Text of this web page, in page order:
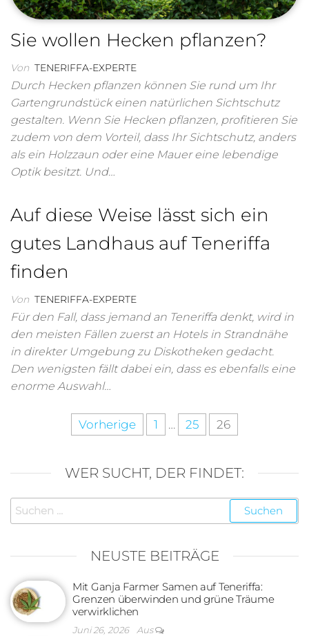
Sie wollen Hecken pflanzen?
Von TENERIFFA-EXPERTE
Durch Hecken pflanzen können Sie rund um Ihr
Gartengrundstück einen natürlichen Sichtschutz
gestalten. Wenn Sie Hecken pflanzen, profitieren Sie
zudem von dem Vorteil, dass Ihr Sichtschutz, anders
als ein Holzzaun oder eine Mauer eine lebendige
Optik besitzt. Und…
Auf diese Weise lässt sich ein
gutes Landhaus auf Teneriffa
finden
Von TENERIFFA-EXPERTE
Für den Fall, dass jemand an Teneriffa denkt, wird in
den meisten Fällen zuerst an Hotels in Strandnähe
in direkter Umgebung zu Diskotheken gedacht.
Den wenigsten fällt dabei ein, dass es ebenfalls eine
enorme Auswahl…
Seitennummerierung
Beiträge
Vorherige 1 … 25 26
WER SUCHT, DER FINDET:
Suchen
nach:
NEUSTE BEITRÄGE
Mit Ganja Farmer Samen auf Teneriffa:
Grenzen überwinden und grüne Träume
verwirklichen
Juni 26, 2026 Aus